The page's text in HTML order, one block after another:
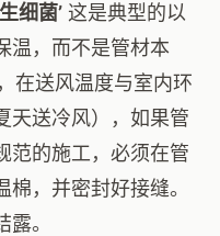
细菌’ 这是典型的以
温，而不是管材本
在送风温度与室内环
天送冷风），如果管
范的施工，必须在管
，并密封好接缝。
。